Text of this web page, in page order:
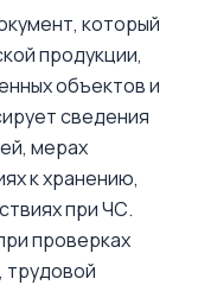
который
продукции,
объектов и
сведения
мерах
к хранению,
при ЧС.
проверках
трудовой